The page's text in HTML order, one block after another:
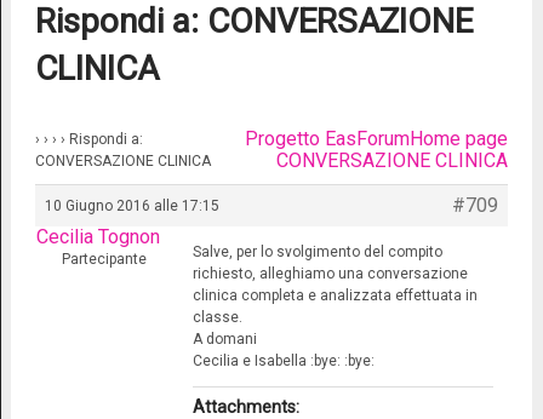
Rispondi a: CONVERSAZIONE
CLINICA
Home page
› Forum
› Progetto Eas
›
CONVERSAZIONE CLINICA
› Rispondi a:
CONVERSAZIONE CLINICA
10 Giugno 2016 alle 17:15
#709
Cecilia Tognon
Partecipante
Salve, per lo svolgimento del compito
richiesto, alleghiamo una conversazione
clinica completa e analizzata effettuata in
classe.
A domani
Cecilia e Isabella :bye: :bye:
Attachments: